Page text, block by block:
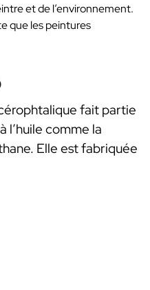
et de l’environnement.
que les peintures
fait partie
l’huile comme la
Elle est fabriquée